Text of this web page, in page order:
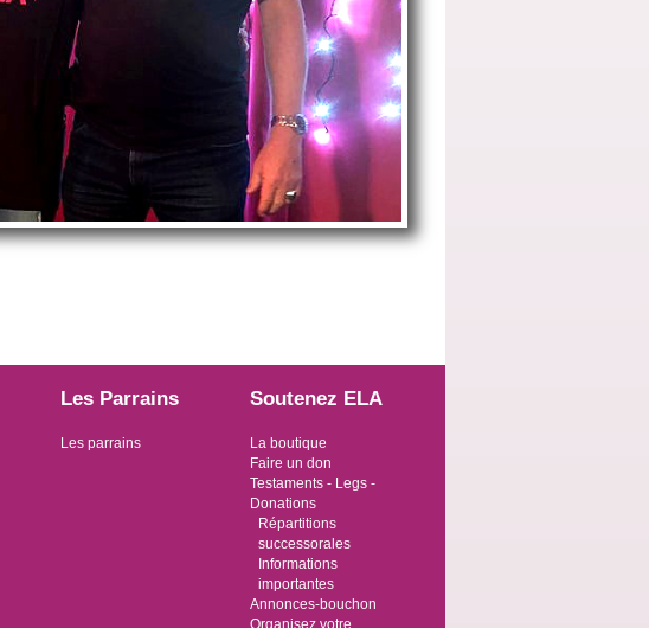
Les Parrains
Les parrains
Soutenez ELA
La boutique
Faire un don
Testaments - Legs -
Donations
Répartitions
successorales
Informations
importantes
Annonces-bouchon
Organisez votre